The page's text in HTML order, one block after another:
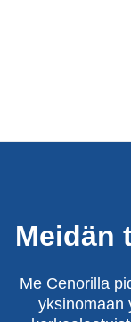
Meidän
Me Cenorilla
yksinomaan